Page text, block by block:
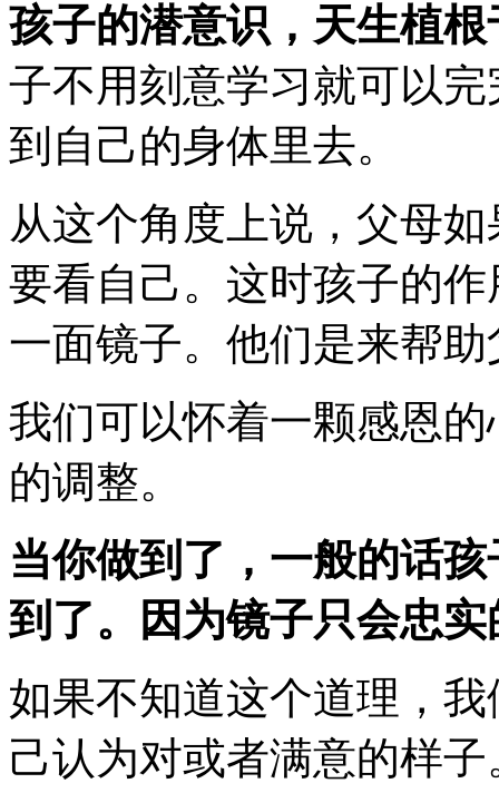
孩子的潜意识，天生植根
子不用刻意学习就可以
到自己的身体里去。
从这个角度上说，父母
要看自己。这时孩子的
一面镜子。他们是来帮
我们可以怀着一颗感恩
的调整。
当你做到了，一般的话
到了。因为镜子只会忠
如果不知道这个道理，
己认为对或者满意的样